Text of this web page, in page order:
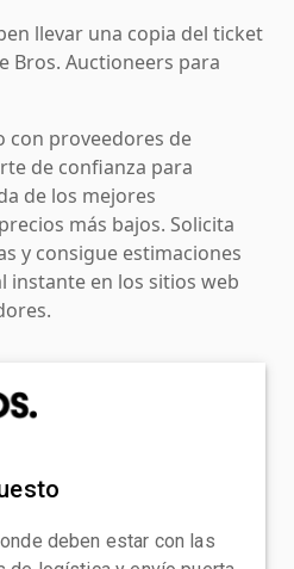
llevar una copia del ticket
Bros. Auctioneers para
con proveedores de
de confianza para
de los mejores
más bajos. Solicita
y consigue estimaciones
instante en los sitios web
deben estar con las